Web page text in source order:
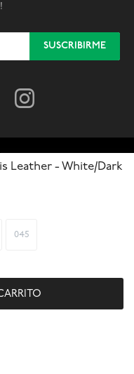
Leather - White/Dark
045
SUSCRIBIRME
